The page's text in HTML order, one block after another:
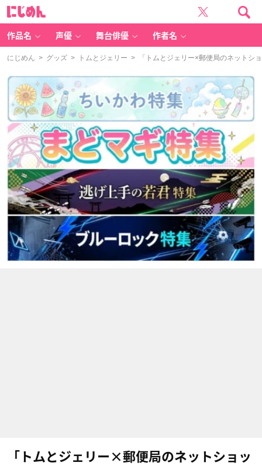
作品名 声優 舞台俳優 作者名
にじめん > グッズ > トムとジェリー > 「トムとジェリー×郵便局のネットシ
「トムとジェリー×郵便局のネットショッ